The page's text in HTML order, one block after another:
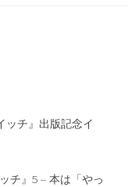
ッチ』出版記念イ
チ』5 – 本は「やっ